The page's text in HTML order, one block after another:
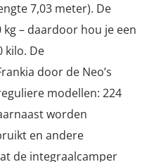
7,03 meter). De
– daardoor hou je een
kilo. De
door de Neo’s
modellen: 224
worden
en andere
de integraalcamper